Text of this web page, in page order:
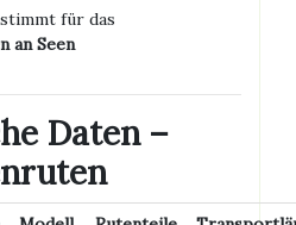
für das
an Seen
Daten –